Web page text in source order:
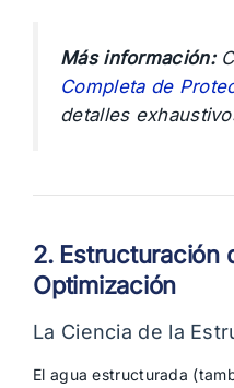
Más información:
Completa de
detalles
2. Estructuración
Optimización
La Ciencia de la
El agua estructurada